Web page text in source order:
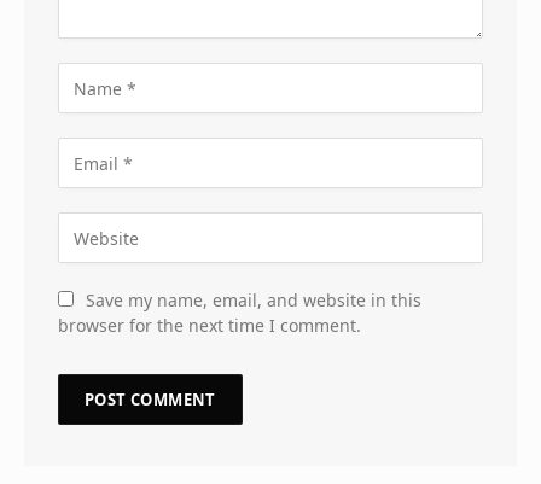
Save my name, email, and website in this
browser for the next time I comment.